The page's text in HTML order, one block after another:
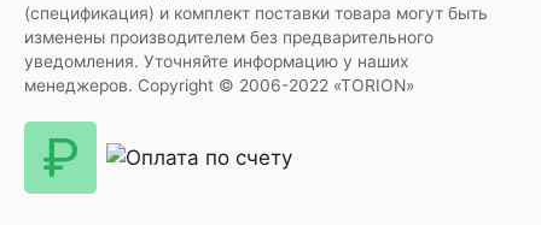
(спецификация) и комплект поставки товара могут быть
изменены производителем без предварительного
уведомления. Уточняйте информацию у наших
менеджеров. Copyright © 2006-2022 «TORION»